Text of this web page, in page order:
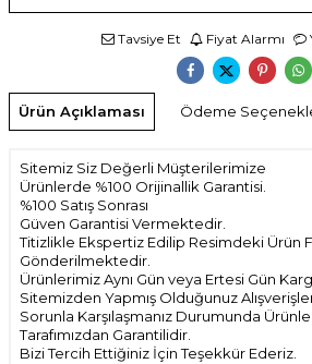
Tavsiye Et Fiyat Alarmı
Ürün Açıklaması Ödeme
Sitemiz Siz Değerli Müşterilerimize
Ürünlerde %100 Orijinallik Garantisi.
%100 Satış Sonrası
Güven Garantisi Vermektedir.
Titizlikle Ekspertiz Edilip Resimdeki Ürün
Gönderilmektedir.
Ürünlerimiz Aynı Gün veya Ertesi Gün
Sitemizden Yapmış Olduğunuz
Sorunla Karşılaşmanız Durumunda
Tarafımızdan Garantilidir.
Bizi Tercih Ettiğiniz İçin Teşekkür Ederiz.